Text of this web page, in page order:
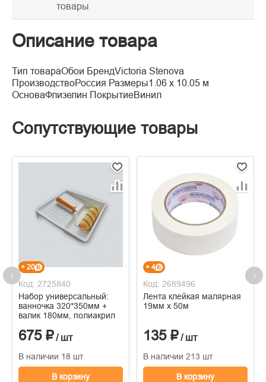
товары
Описание товара
Тип товараОбои БрендVictoria Stenova
ПроизводствоРоссия Размеры1.06 x 10.05 м
ОсноваФлизелин ПокрытиеВинил
Сопутствующие товары
+ 20
Код: 2725840
Набор универсальный:
ванночка 320*350мм +
валик 180мм, полиакрил
675 ₽/ шт
В наличии 18 шт
В корзину
+ 4
Код: 2689496
Лента клейкая малярная
19мм х 50м
135 ₽/ шт
В наличии 213 шт
В корзину